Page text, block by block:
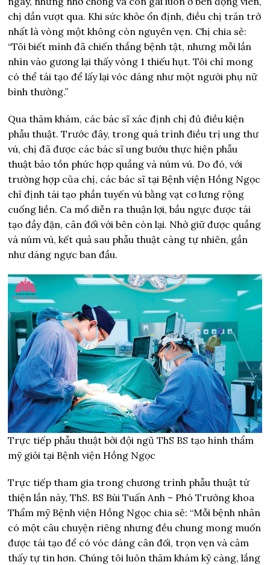
chị dần vượt qua. Khi sức khỏe ổn định, điều chị trăn trở
nhất là vòng một không còn nguyên vẹn. Chị chia sẻ:
“Tôi biết mình đã chiến thắng bệnh tật, nhưng mỗi lần
nhìn vào gương lại thấy vòng 1 thiếu hụt. Tôi chỉ mong
có thể tái tạo để lấy lại vóc dáng như một người phụ nữ
bình thường.”
Qua thăm khám, các bác sĩ xác định chị đủ điều kiện
phẫu thuật. Trước đây, trong quá trình điều trị ung thư
vú, chị đã được các bác sĩ ung bướu thực hiện phẫu
thuật bảo tồn phức hợp quầng và núm vú. Do đó, với
trường hợp của chị, các bác sĩ tại Bệnh viện Hồng Ngọc
chỉ định tái tạo phần tuyến vú bằng vạt cơ lưng rộng
cuống liền. Ca mổ diễn ra thuận lợi, bầu ngực được tái
tạo đầy đặn, cân đối với bên còn lại. Nhờ giữ được quầng
và núm vú, kết quả sau phẫu thuật càng tự nhiên, gần
như dáng ngực ban đầu.
Trực tiếp phẫu thuật bởi đội ngũ ThS BS tạo hình thẩm
mỹ giỏi tại Bệnh viện Hồng Ngọc
Trực tiếp tham gia trong chương trình phẫu thuật từ
thiện lần này, ThS. BS Bùi Tuấn Anh – Phó Trưởng khoa
Thẩm mỹ Bệnh viện Hồng Ngọc chia sẻ: “Mỗi bệnh nhân
có một câu chuyện riêng nhưng đều chung mong muốn
được tái tạo để có vóc dáng cân đối, trọn vẹn và cảm
thấy tự tin hơn. Chúng tôi luôn thăm khám kỹ càng, lắng